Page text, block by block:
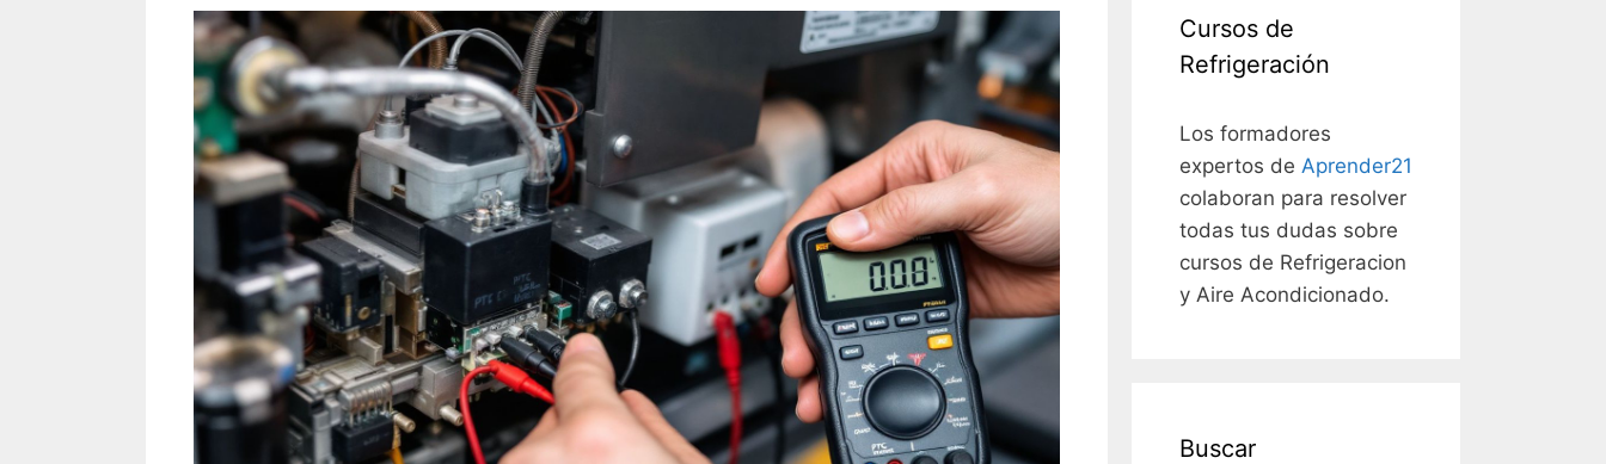
Cursos de
Refrigeración
Los formadores
expertos de Aprender21
colaboran para resolver
todas tus dudas sobre
cursos de Refrigeracion
y Aire Acondicionado.
Buscar